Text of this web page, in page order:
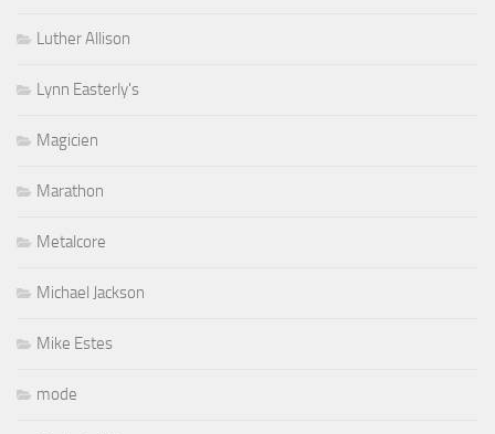
Luther Allison
Lynn Easterly's
Magicien
Marathon
Metalcore
Michael Jackson
Mike Estes
mode